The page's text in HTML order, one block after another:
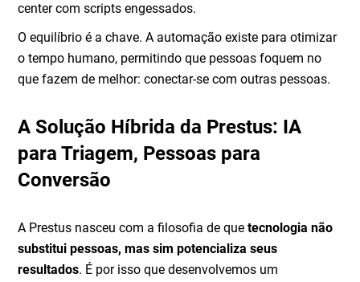
center com scripts engessados.
O equilíbrio é a chave. A automação existe para otimizar
o tempo humano, permitindo que pessoas foquem no
que fazem de melhor: conectar-se com outras pessoas.
A Solução Híbrida da Prestus: IA
para Triagem, Pessoas para
Conversão
A Prestus nasceu com a filosofia de quetecnologia não
substitui pessoas, mas sim potencializa seus
resultados. É por isso que desenvolvemos um